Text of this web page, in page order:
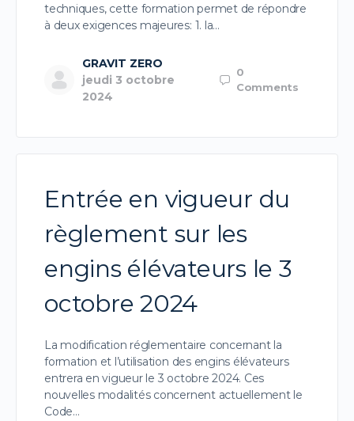
techniques, cette formation permet de répondre
à deux exigences majeures: 1. la…
GRAVIT ZERO
jeudi 3 octobre
2024
0
Comments
Entrée en vigueur du
règlement sur les
engins élévateurs le 3
octobre 2024
La modification réglementaire concernant la
formation et l’utilisation des engins élévateurs
entrera en vigueur le 3 octobre 2024. Ces
nouvelles modalités concernent actuellement le
Code…